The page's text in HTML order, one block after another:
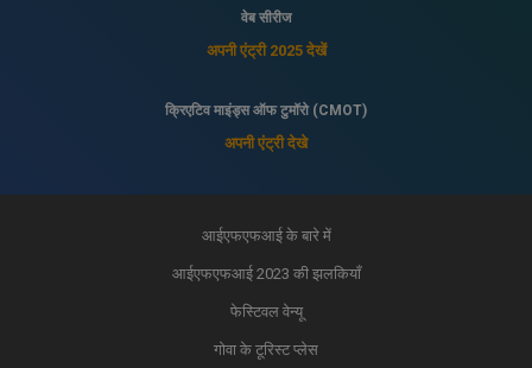
वेब सीरीज
अपनी एंट्री 2025 देखें
क्रिएटिव माइंड्स ऑफ टुमॉरो (CMOT)
अपनी एंट्री देखे
आईएफएफआई के बारे में
आईएफएफआई 2023 की झलकियाँ
फेस्टिवल वेन्यू
गोवा के टूरिस्ट प्लेस